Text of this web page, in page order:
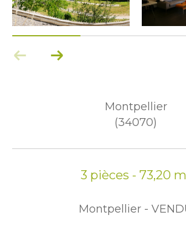
Montpellier
(34070)
3 pièces - 73,20
Montpellier -